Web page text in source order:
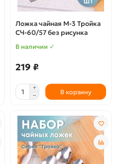
Ложка чайная М-3 Тройка
СЧ-60/57 без рисунка
В наличии ✓
219 ₽
В корзину